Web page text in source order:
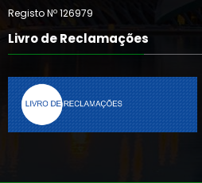
Registo Nº 126979
Livro de Reclamações